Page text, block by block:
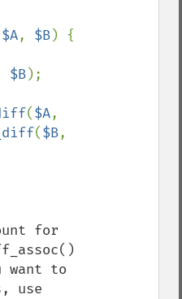
$A, $B) {
$B);
($A
($B
for
want to
use